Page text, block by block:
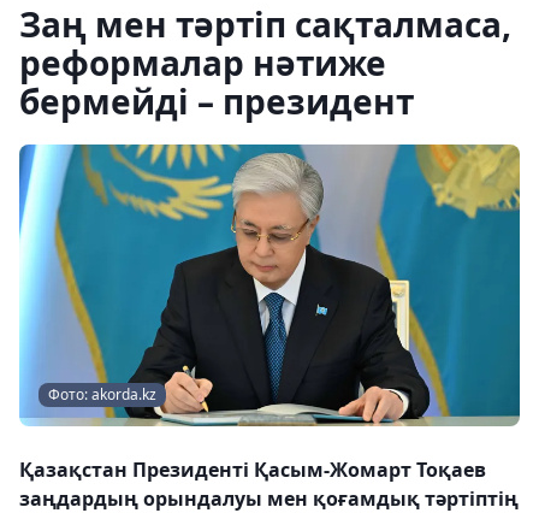
Заң мен тәртіп сақталмаса,
реформалар нәтиже
бермейді – президент
Фото: akorda.kz
Қазақстан Президенті Қасым-Жомарт Тоқаев
заңдардың орындалуы мен қоғамдық тәртіптің